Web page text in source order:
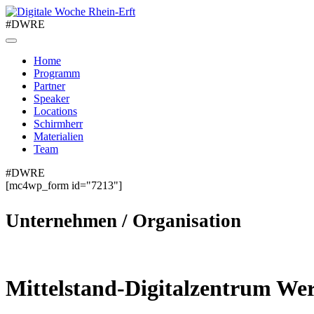
#DWRE
Home
Programm
Partner
Speaker
Locations
Schirmherr
Materialien
Team
#DWRE
[mc4wp_form id="7213"]
Unternehmen / Organisation
Mittelstand-Digitalzentrum